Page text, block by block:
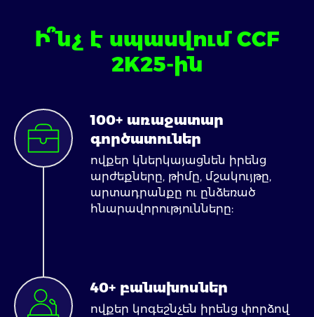
Ի՞նչ է սպասվում CCF
2K25-ին
100+ առաջատար
գործատուներ
ովքեր կներկայացնեն իրենց
արժեքները, թիմը, մշակույթը,
արտադրանքը ու ընձեռած
հնարավորությունները:
40+ բանախոսներ
ովքեր կոգեշնչեն իրենց փորձով